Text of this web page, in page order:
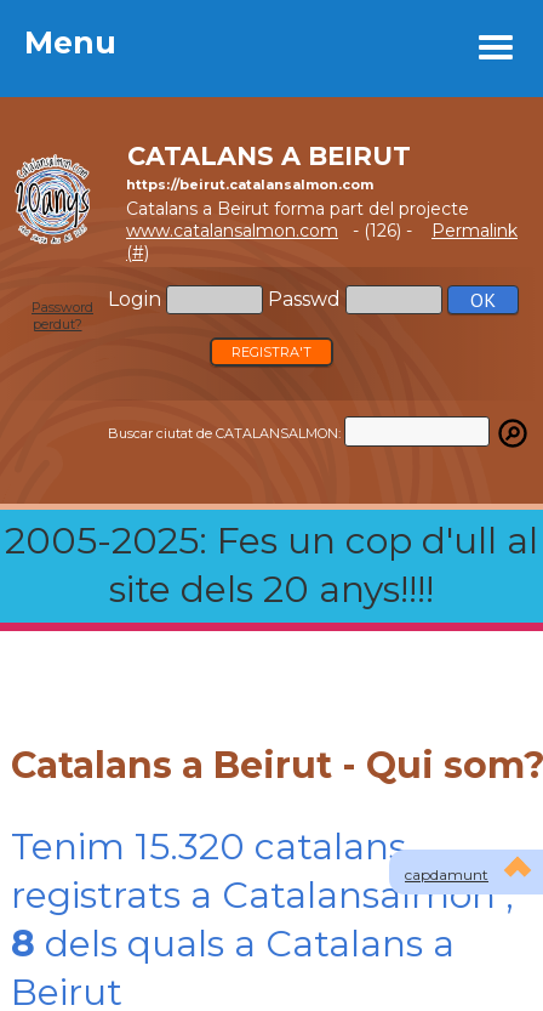
Menu
CATALANS A BEIRUT
https://beirut.catalansalmon.com
Catalans a Beirut forma part del projecte
www.catalansalmon.com - (126) -
Permalink
(#)
Login Passwd
Password
perdut?
REGISTRA'T
Buscar ciutat de CATALANSALMON:
2005-2025: Fes un cop d'ull al
site dels 20 anys!!!!
Menu
capdamunt
Catalans a Beirut - Qui
Tenim 15.320 catalans
registrats a Catalansalmon ,
8 dels quals a Catalans a
Beirut